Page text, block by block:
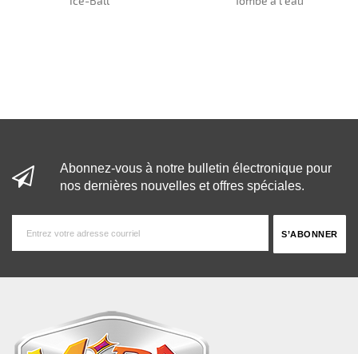
Abonnez-vous à notre bulletin électronique pour
nos dernières nouvelles et offres spéciales.